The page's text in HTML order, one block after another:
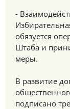
-
обязуется
Штаба и
меры.
В развитие
подписано